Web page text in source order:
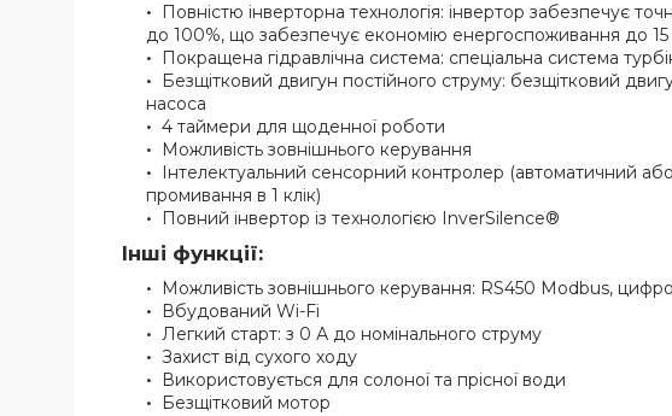
Повністю інверторна технологія: інвертор забезпечує
до 100%, що забезпечує економію енергоспоживання до 15
Покращена гідравлічна система: спеціальна система
Безщітковий двигун постійного струму: безщітковий
насоса
4 таймери для щоденної роботи
Можливість зовнішнього керування
Інтелектуальний сенсорний контролер (автоматичний
промивання в 1 клік)
Повний інвертор із технологією InverSilence®
Інші функції:
Можливість зовнішнього керування: RS450 Modbus,
Вбудований Wi-Fi
Легкий старт: з 0 А до номінального струму
Захист від сухого ходу
Використовується для солоної та прісної води
Безщітковий мотор